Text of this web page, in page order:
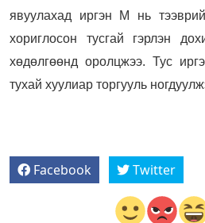
явуулахад иргэн М нь
хориглосон тусгай гэрлэн
хөдөлгөөнд оролцжээ. Тус
тухай хуулиар торгууль
Facebook Twitter